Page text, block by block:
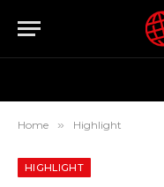
Home » Highlight
HIGHLIGHT